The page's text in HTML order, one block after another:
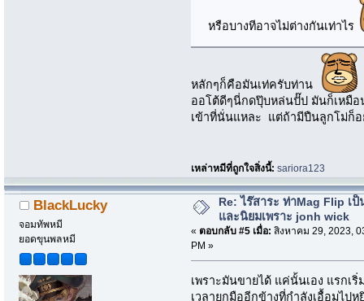
หรือบางทีอาจไม่ต่างกันเท่าไร
หลักๆก็คือมันเท่ครับท่าน
ออโต้ดีๆนี่กดปุ๊บหล่นปั๊ป มันก็เหมื
เข้าที่นั่นแหละ แต่ถ้ามีปืนลูกโม่ก็
เหล่าหมีที่ถูกใจสิ่งนี้:sariora123
BlackLucky
จอมทัพหมี
ยอดขุนพลหมี
Re: ไร๊สาระ ท่าMag Flip เป็
และนิยมเพราะ jonh wick
« ตอบกลับ #5 เมื่อ: สิงหาคม 29, 2023,
PM »
เพราะมันขายได้ แค่นั้นเอง แรกเ
เวลายกมืออีกข้างที่กำลังเอื้อมไป